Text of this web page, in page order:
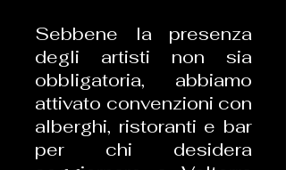
Sebbene la presenza
degli artisti non sia
obbligatoria, abbiamo
attivato convenzioni con
alberghi, ristoranti e bar
per chi desidera